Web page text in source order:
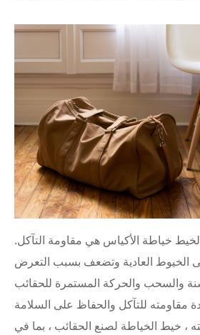
خياطة الأكياس هي مقاومة التآكل.
الخيوط العادية وتضعف بسبب التعرض
والسحب والحركة المستمرة للحقائب
مقاومته للتآكل والحفاظ على السلامة
، خيط الخياطة لصنع الحقائب ، بما في